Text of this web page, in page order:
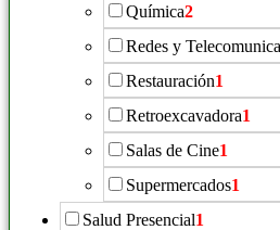
Química2
Redes y
Restauración1
Retroexcavadora1
Salas de Cine1
Supermercados1
Salud Presencial1